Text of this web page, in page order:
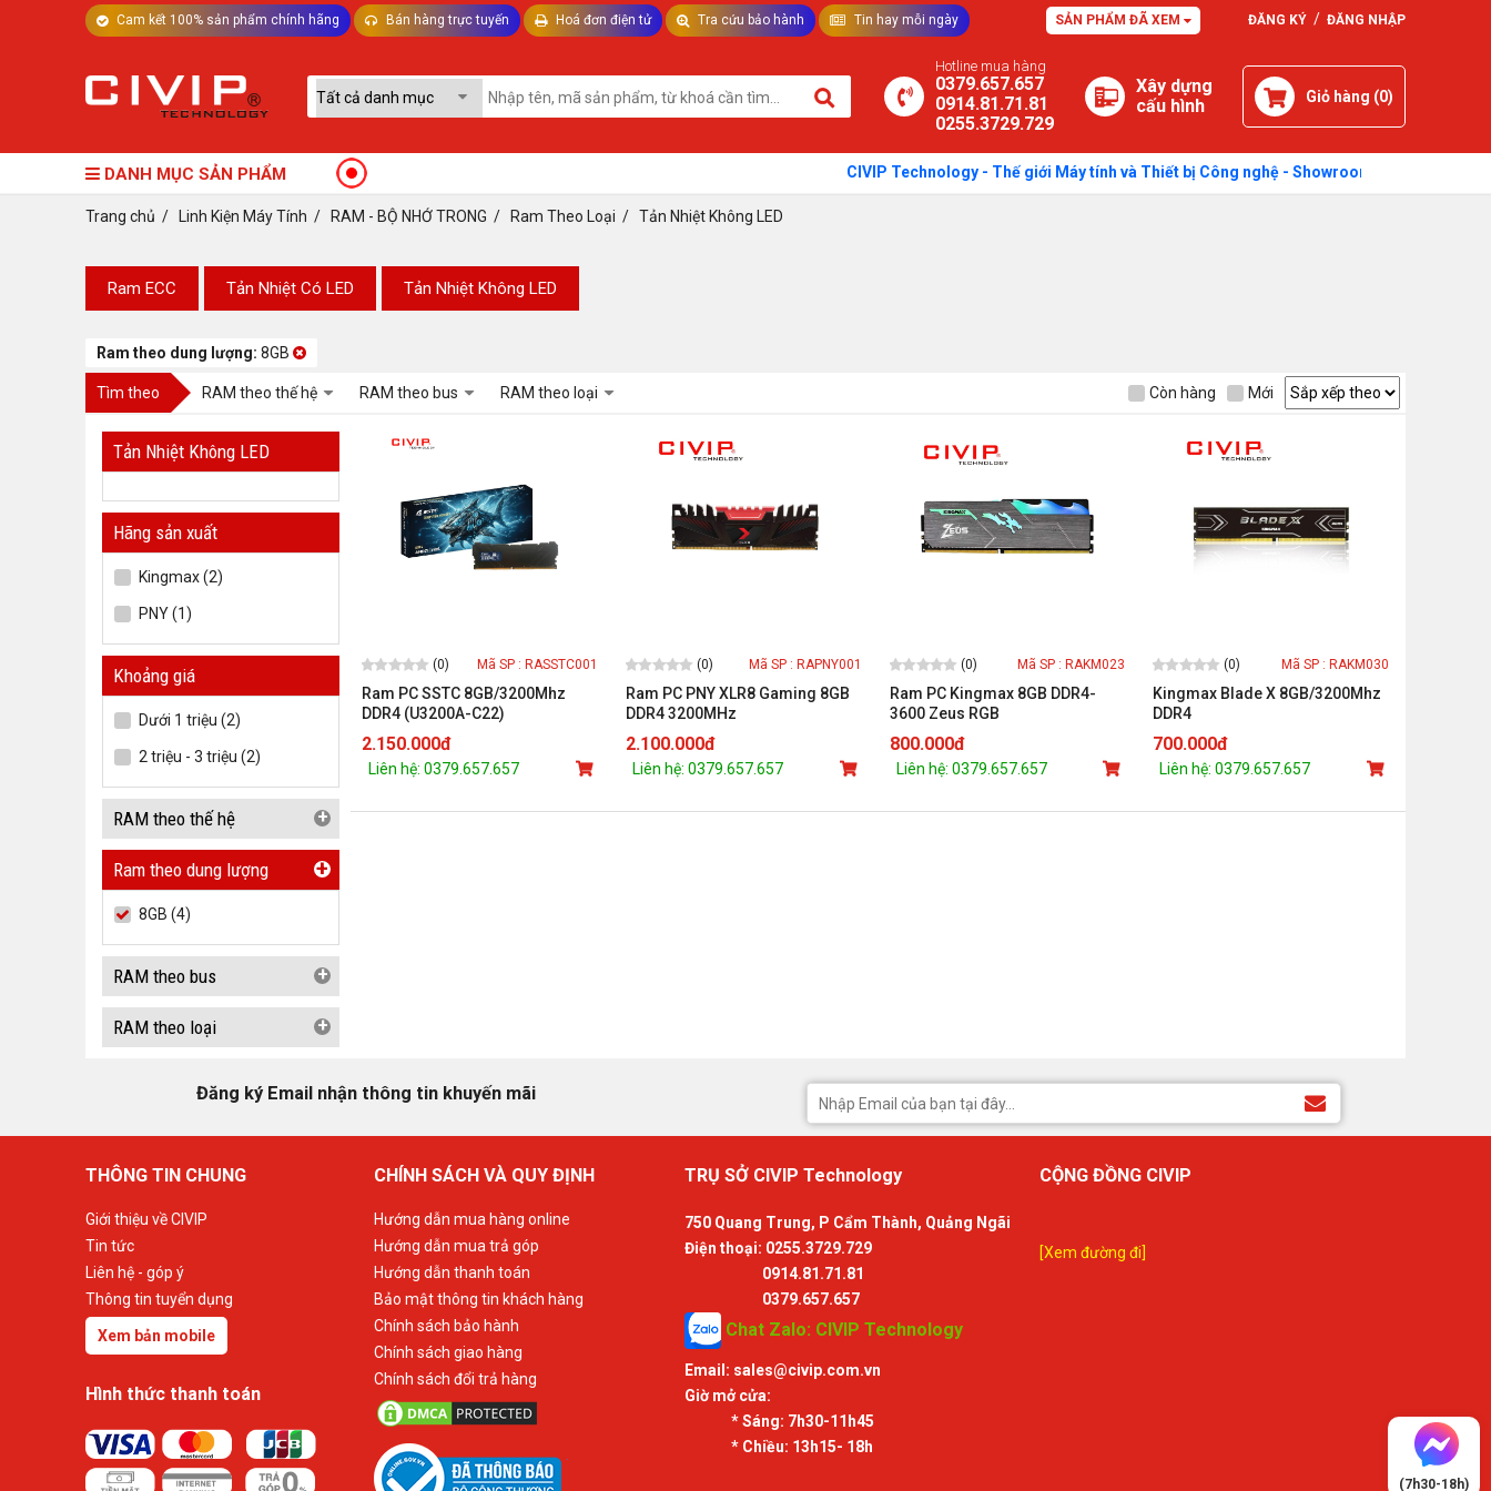
(7h30-18h)
Cam kết 100% sản phẩm chính hãng Bán hàng trực tuyến Hoá đơn điện tử Tra cứu bảo hành Tin hay mỗi ngày SẢN PHẨM ĐÃ XEM ĐĂNG KÝ / ĐĂNG NHẬP
Hotline mua hàng
0379.657.657
0914.81.71.81
0255.3729.729
Xây dựng
cấu hình
Giỏ hàng (0)
DANH MỤC SẢN PHẨM CIVIP Technology - Thế giới Máy tính và Thiết bị Công nghệ - Showroom: 750 Quang
Trang chủ / Linh Kiện Máy Tính / RAM - BỘ NHỚ TRONG / Ram Theo Loại / Tản Nhiệt Không LED
Ram ECC Tản Nhiệt Có LED Tản Nhiệt Không LED
Ram theo dung lượng: 8GB
Tìm theo RAM theo thế hệ RAM theo bus RAM theo loại Còn hàng Mới
(0) Mã SP : RASSTC001
Ram PC SSTC 8GB/3200Mhz
DDR4 (U3200A-C22)
2.150.000đ
Liên hệ: 0379.657.657
(0) Mã SP : RAPNY001
Ram PC PNY XLR8 Gaming 8GB
DDR4 3200MHz
(MD8GD4320016XR)
2.100.000đ
Liên hệ: 0379.657.657
(0) Mã SP : RAKM023
Ram PC Kingmax 8GB DDR4-
3600 Zeus RGB
800.000đ
Liên hệ: 0379.657.657
(0) Mã SP : RAKM030
Kingmax Blade X 8GB/3200Mhz
DDR4
700.000đ
Liên hệ: 0379.657.657
Tản Nhiệt Không LED
Hãng sản xuất
Kingmax (2)
PNY (1)
Khoảng giá
Dưới 1 triệu (2)
2 triệu - 3 triệu (2)
RAM theo thế hệ +
Ram theo dung lượng +
8GB (4)
RAM theo bus +
RAM theo loại +
Đăng ký Email nhận thông tin khuyến mãi
THÔNG TIN CHUNG
Giới thiệu về CIVIP
Tin tức
Liên hệ - góp ý
Thông tin tuyển dụng
Xem bản mobile
Hình thức thanh toán
CHÍNH SÁCH VÀ QUY ĐỊNH
Hướng dẫn mua hàng online
Hướng dẫn mua trả góp
Hướng dẫn thanh toán
Bảo mật thông tin khách hàng
Chính sách bảo hành
Chính sách giao hàng
Chính sách đổi trả hàng
TRỤ SỞ CIVIP Technology
750 Quang Trung, P Cẩm Thành, Quảng Ngãi
Điện thoại: 0255.3729.729
0914.81.71.81
0379.657.657
Chat Zalo: CIVIP Technology
Email: sales@civip.com.vn
Giờ mở cửa:
* Sáng: 7h30-11h45
* Chiều: 13h15- 18h
CỘNG ĐỒNG CIVIP
[Xem đường đi]